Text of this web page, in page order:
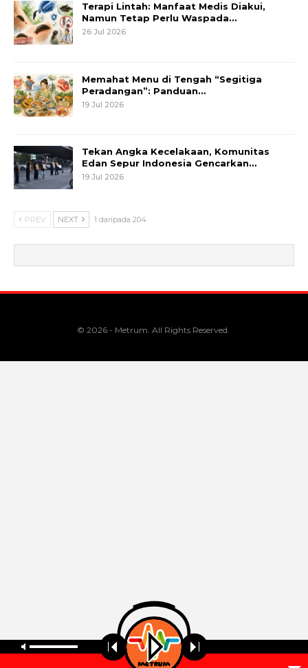
Terapi Lintah: Manfaat Medis Diakui,
Namun Tetap Perlu Waspada…
26 Jul 2026
Memahat Menu di Tengah “Segitiga
Peradangan”: Panduan…
19 Jul 2026
Tekan Angka Kecelakaan, Komunitas
Edan Sepur Indonesia Gencarkan…
19 Jul 2026
PREV NEXT 1 daripada 204
© 2026 - Metrum. All Rights Reserved.